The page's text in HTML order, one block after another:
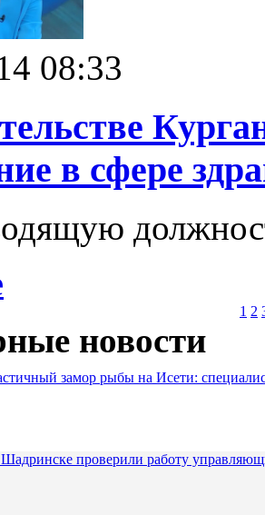
08:33
в сфере
1 2
новости
замор рыбы на Исети:
проверили работу